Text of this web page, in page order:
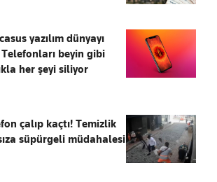
yazılım dünyayı
beyin gibi
her şeyi siliyor
çalıp kaçtı! Temizlik
süpürgeli müdahalesi